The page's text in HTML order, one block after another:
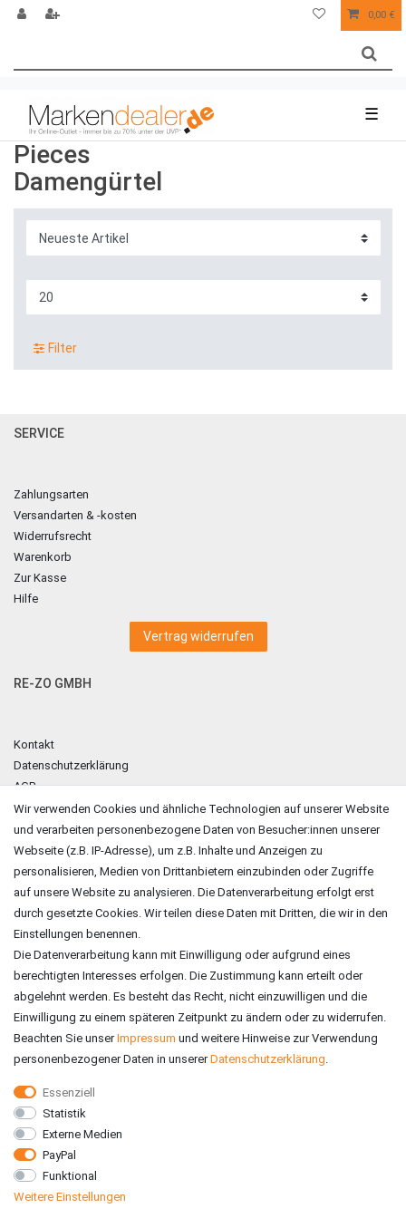
0,00 €
☰
Pieces
Damengürtel
Filter
SERVICE
Zahlungsarten
Versandarten & -kosten
Widerrufsrecht
Warenkorb
Zur Kasse
Hilfe
Vertrag widerrufen
RE-ZO GMBH
Kontakt
Datenschutzerklärung
AGB
Impressum
ZAHLUNGSARTEN
VERSAND
Wir verwenden Cookies und ähnliche Technologien auf unserer Website
und verarbeiten personenbezogene Daten von Besucher:innen unserer
Webseite (z.B. IP-Adresse), um z.B. Inhalte und Anzeigen zu
personalisieren, Medien von Drittanbietern einzubinden oder Zugriffe
auf unsere Website zu analysieren. Die Datenverarbeitung erfolgt erst
durch gesetzte Cookies. Wir teilen diese Daten mit Dritten, die wir in den
Einstellungen benennen.
Die Datenverarbeitung kann mit Einwilligung oder aufgrund eines
berechtigten Interesses erfolgen. Die Zustimmung kann erteilt oder
abgelehnt werden. Es besteht das Recht, nicht einzuwilligen und die
Einwilligung zu einem späteren Zeitpunkt zu ändern oder zu widerrufen.
Beachten Sie unserImpressum und weitere Hinweise zur Verwendung
personenbezogener Daten in unsererDaten­schutz­erklärung.
Essenziell
Statistik
Externe Medien
PayPal
Funktional
Weitere Einstellungen